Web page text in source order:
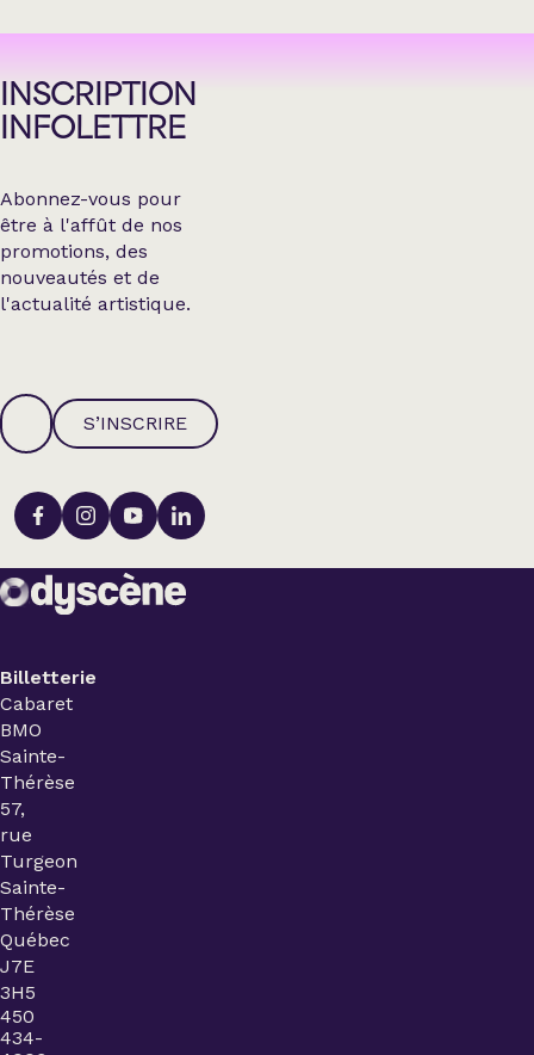
INSCRIPTION
INFOLETTRE
Abonnez-vous pour
être à l'affût de nos
promotions, des
nouveautés et de
l'actualité artistique.
S’INSCRIRE
Billetterie
Cabaret
BMO
Sainte-
Thérèse
57,
rue
Turgeon
Sainte-
Thérèse
Québec
J7E
3H5
450
434-